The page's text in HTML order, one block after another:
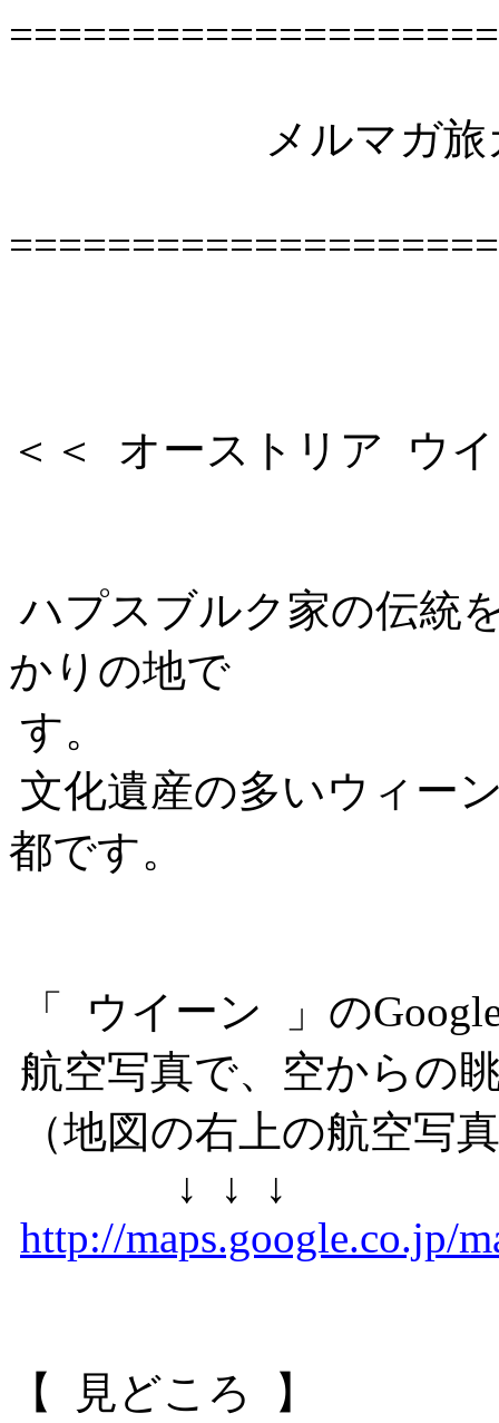
メルマガ旅ガイ
＜＜ オーストリア ウ
ハプスブルク家の伝統
かりの地で
す。
文化遺産の多いウィー
都です。
「 ウイーン 」の
航空写真で、空からの
（地図の右上の航空写
↓ ↓ ↓
http://maps.google.co.jp/
【 見どころ 】